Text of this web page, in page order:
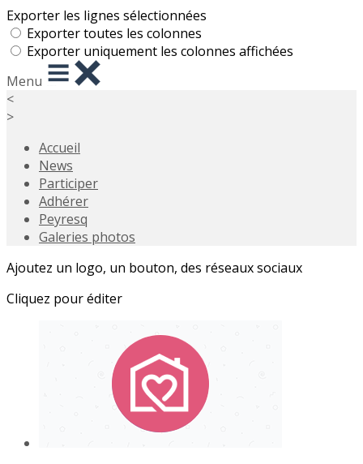
Exporter les lignes sélectionnées
Exporter toutes les colonnes
Exporter uniquement les colonnes affichées
Menu
<
>
Accueil
News
Participer
Adhérer
Peyresq
Galeries photos
Ajoutez un logo, un bouton, des réseaux sociaux
Cliquez pour éditer